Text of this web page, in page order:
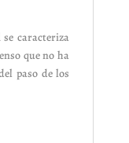
se caracteriza
que no ha
paso de los